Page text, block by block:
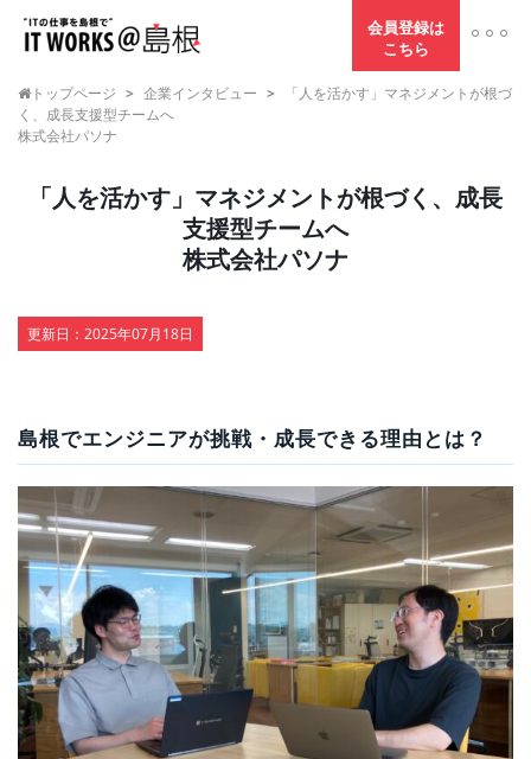
会員登録は
こちら
トップページ > 企業インタビュー >
「人を活かす」マネジメントが根づ
く、成長支援型チームへ
株式会社パソナ
「人を活かす」マネジメントが根づく、成長
支援型チームへ
株式会社パソナ
更新日： 2025年07月18日
島根でエンジニアが挑戦・成長できる理由とは？